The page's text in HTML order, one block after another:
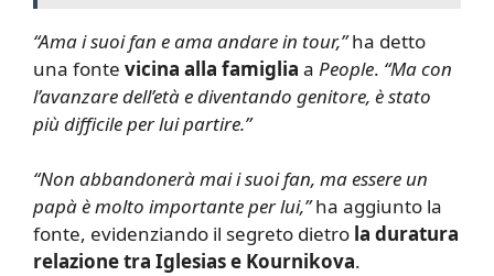
“Ama i suoi fan e ama andare in tour,”ha detto
una fonte vicina alla famiglia a People. “Ma con
l’avanzare dell’età e diventando genitore, è stato
più difficile per lui partire.”
“Non abbandonerà mai i suoi fan, ma essere un
papà è molto importante per lui,”ha aggiunto la
fonte, evidenziando il segreto dietro la duratura
relazione tra Iglesias e Kournikova.